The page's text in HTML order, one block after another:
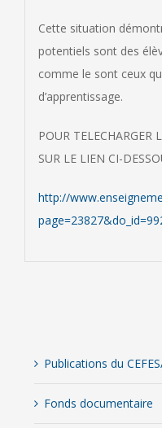
Cette situation
potentiels sont des
comme le sont ceux
d’apprentissage.
POUR TELECHARGER
SUR LE LIEN CI-
http://
Publications du
Fonds documentaire